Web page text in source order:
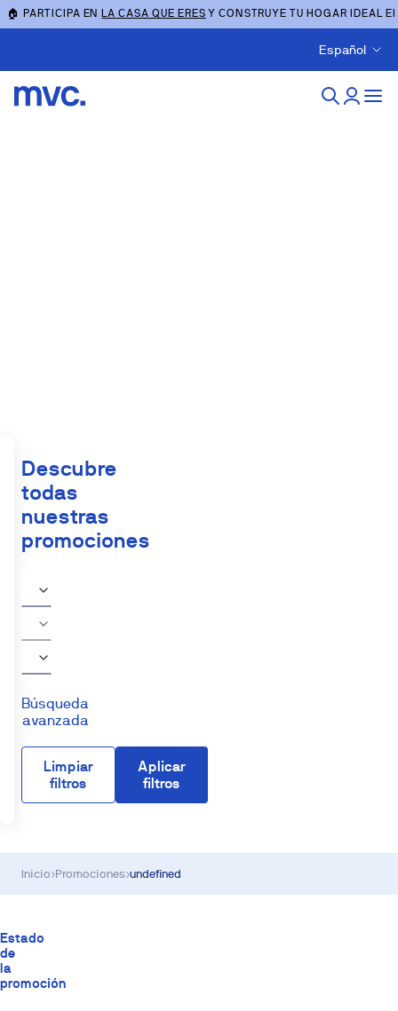
🏠 PARTICIPA ENLA CASA QUE ERES Y CONSTRUYE TU HOGAR IDEAL
Español
Descubre
todas
nuestras
promociones
Búsqueda
avanzada
Limpiar
filtros
Aplicar
filtros
Inicio›Promociones›undefined
Estado
de
la
promoción